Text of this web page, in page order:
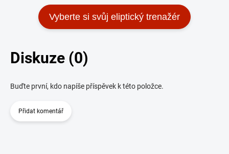
Vyberte si svůj eliptický trenažér
Diskuze (0)
Buďte první, kdo napíše příspěvek k této položce.
Přidat komentář